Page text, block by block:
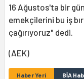
16 Ağustos'ta bir
emekçilerini bu iş
çağırıyoruz" dedi.
(AEK)
Haber Yeri BİA